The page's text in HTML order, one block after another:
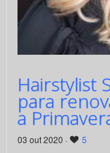
Hairstylist
para
a
03 out 2020 · 5